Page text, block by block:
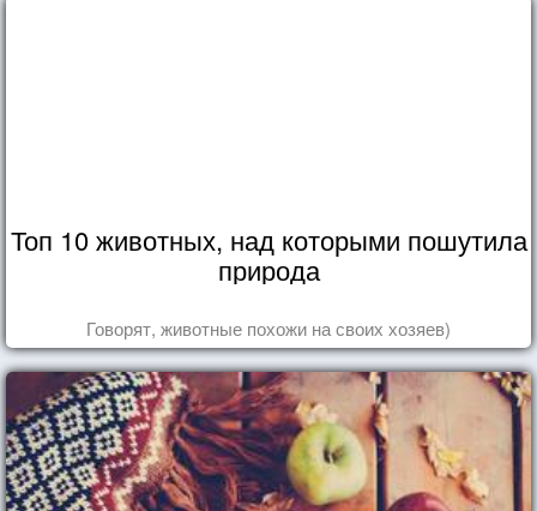
Топ 10 животных, над которыми пошутила
природа
Говорят, животные похожи на своих хозяев)